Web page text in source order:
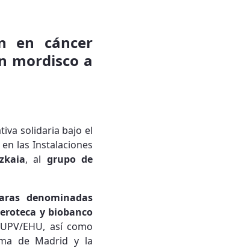
en cáncer
mordisco a
solidaria bajo el
las Instalaciones
, al grupo de
denominadas
y biobanco
EHU, así como
de Madrid y la